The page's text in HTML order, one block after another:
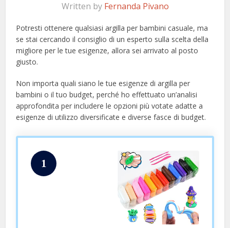
Written by Fernanda Pivano
Potresti ottenere qualsiasi argilla per bambini casuale, ma
se stai cercando il consiglio di un esperto sulla scelta della
migliore per le tue esigenze, allora sei arrivato al posto
giusto.
Non importa quali siano le tue esigenze di argilla per
bambini o il tuo budget, perché ho effettuato un’analisi
approfondita per includere le opzioni più votate adatte a
esigenze di utilizzo diversificate e diverse fasce di budget.
1